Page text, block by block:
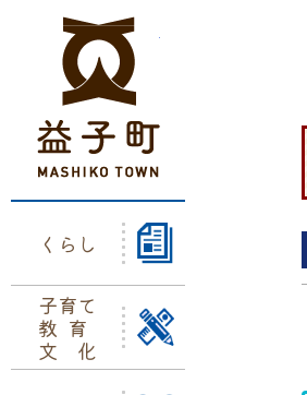
くらし
子育て
教育
文化